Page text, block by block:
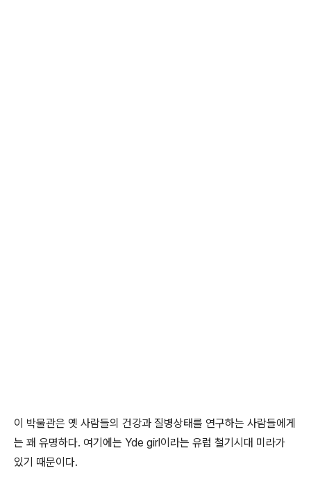
이 박물관은 옛 사람들의 건강과 질병상태를 연구하는 사람들에게
는 꽤 유명하다. 여기에는 Yde girl이라는 유럽 철기시대 미라가
있기 때문이다.